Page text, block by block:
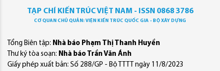
TẠP CHÍ KIẾN TRÚC VIỆT NAM - ISSN 0868 3786
CƠ QUAN CHỦ QUẢN: VIỆN KIẾN TRÚC QUỐC GIA - BỘ XÂY DỰNG
Tổng Biên tập: Nhà báo Phạm Thị Thanh Huyền
Thư ký tòa soạn: Nhà báo Trần Văn Ánh
Giấy phép xuất bản: Số 288/GP - Bộ TTTT ngày 11/8/2023